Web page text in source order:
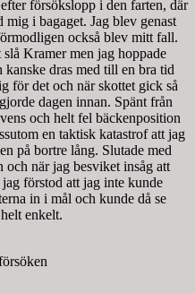
försökslopp i den farten, där
i bagaget. Jag blev genast
också blev mitt fall.
Kramer men jag hoppade
kanske dras med till en bra tid
för det och när skottet gick så
dagen innan. Spänt från
och helt fel bäckenposition
en taktisk katastrof att jag
på bortre lång. Slutade med
och när jag besviket insåg att
förstod att jag inte kunde
in i mål och kunde då se
enkelt.